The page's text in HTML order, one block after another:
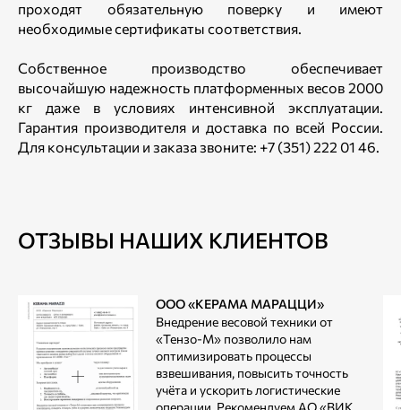
проходят обязательную поверку и имеют
необходимые сертификаты соответствия.
Собственное производство обеспечивает
высочайшую надежность платформенных весов 2000
кг даже в условиях интенсивной эксплуатации.
Гарантия производителя и доставка по всей России.
Для консультации и заказа звоните: +7 (351) 222 01 46.
ОТЗЫВЫ НАШИХ КЛИЕНТОВ
ООО «КЕРАМА МАРАЦЦИ»
Внедрение весовой техники от
«Тензо-М» позволило нам
оптимизировать процессы
взвешивания, повысить точность
учёта и ускорить логистические
операции. Рекомендуем АО «ВИК